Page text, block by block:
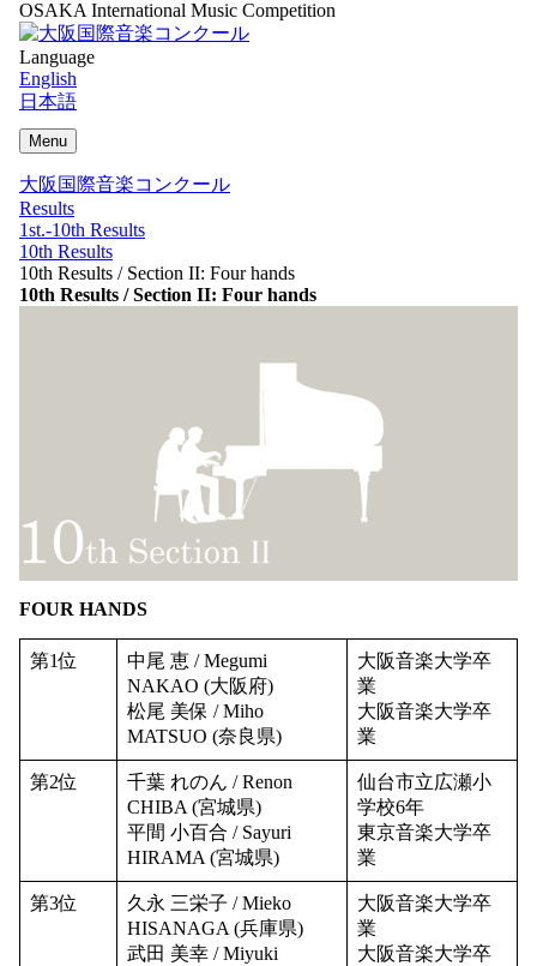
OSAKA International Music Competition
Language
English
日本語
Menu
大阪国際音楽コンクール
Results
1st.-10th Results
10th Results
10th Results / Section II: Four hands
10th Results / Section II: Four hands
FOUR HANDS
第1位
中尾 恵 / Megumi
NAKAO (大阪府)
松尾 美保 / Miho
MATSUO (奈良県)
大阪音楽大学卒
業
大阪音楽大学卒
業
第2位
千葉 れのん / Renon
CHIBA (宮城県)
平間 小百合 / Sayuri
HIRAMA (宮城県)
仙台市立広瀬小
学校6年
東京音楽大学卒
業
第3位
久永 三栄子 / Mieko
HISANAGA (兵庫県)
武田 美幸 / Miyuki
大阪音楽大学卒
業
大阪音楽大学卒